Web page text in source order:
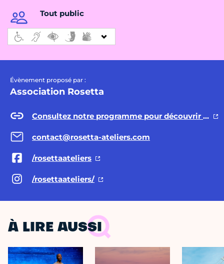
Tout public
Évènement proposé par :
Association Rosetta
Consultez notre programme pour découvrir tous nos événements
contact@rosetta-ateliers.com
/rosettaateliers
/rosettaateliers/
À LIRE AUSSI